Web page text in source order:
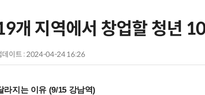
개 지역에서 창업할 청년
데이트 : 2024-04-24 16:26
지는 이유 (9/15 강남역)